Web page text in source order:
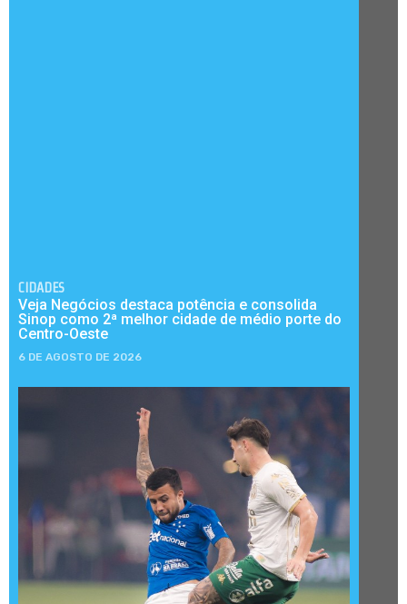
CIDADES
Veja Negócios destaca potência e consolida
Sinop como 2ª melhor cidade de médio porte do
Centro-Oeste
6 DE AGOSTO DE 2026